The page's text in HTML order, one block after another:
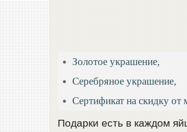
Золотое украшение,
Серебряное украшение,
Сертификат на скидку от
Подарки есть в каждом